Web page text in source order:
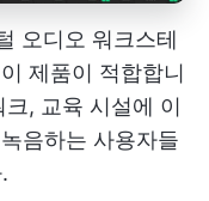
오디오 워크스테
제품이 적합합니
, 교육 시설에 이
음하는 사용자들